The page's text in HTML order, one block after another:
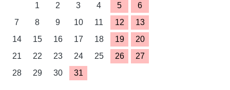
1
2 3 4 5
6
7
8 9 10 11 12
13
14
15 16 17 18 19
20
21
22 23 24 25 26
27
28
29 30 31